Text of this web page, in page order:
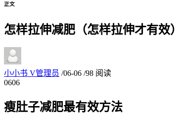
正文
怎样拉伸减肥（怎样拉伸才有效）
小小书 V管理员 /06-06 /98 阅读
0606
瘦肚子减肥最有效方法